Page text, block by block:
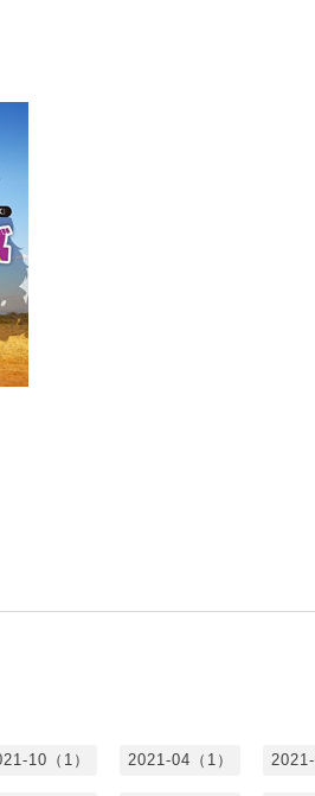
10（1） 2021-04（1） 2021-